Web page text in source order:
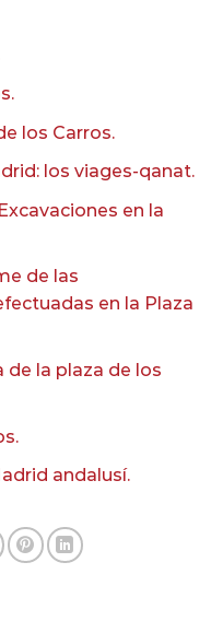
los Carros.
los viages-qanat.
en la
de las
en la Plaza
de la plaza de los
andalusí.